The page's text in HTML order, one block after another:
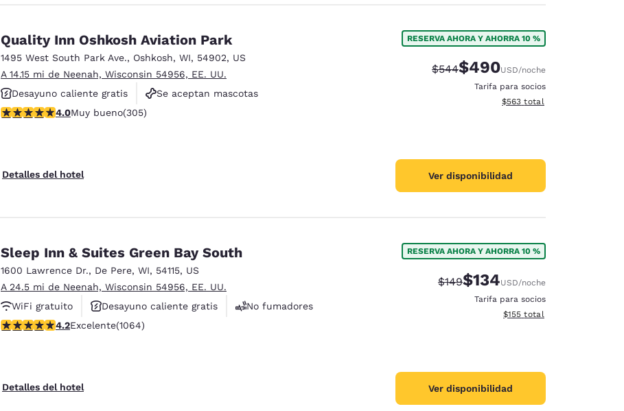
Quality Inn Oshkosh Aviation Park
1495 West South Park Ave., Oshkosh, WI, 54902, US
A 14.15 mi de Neenah, Wisconsin 54956, EE. UU.
Desayuno caliente gratis
Se aceptan mascotas
No fumadores
calificación de 4.01 estrellas. Muy bueno. 305 reseñas
4.0Muy bueno(305)
Detalles del hotel
RESERVA AHORA Y AHORRA 10 %
Precio tachado:
$544Precio con descuento:
$490USD/noche
Tarifa para socios
Ver detalles del total
$563 total
Ver disponibilidad
Sleep Inn & Suites Green Bay South
1600 Lawrence Dr., De Pere, WI, 54115, US
A 24.5 mi de Neenah, Wisconsin 54956, EE. UU.
WiFi gratuito
Desayuno caliente gratis
No fumadores
calificación de 4.2 estrellas. Excelente. 1064 reseñas
4.2Excelente(1064)
Detalles del hotel
RESERVA AHORA Y AHORRA 10 %
Precio tachado:
$149Precio con descuento:
$134USD/noche
Tarifa para socios
Ver detalles del total
$155 total
Ver disponibilidad